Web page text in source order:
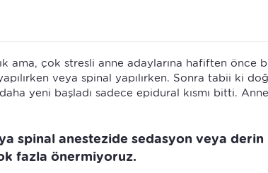
ama, çok stresli anne adaylarına hafiften önce
veya spinal yapılırken. Sonra tabii ki
yeni başladı sadece epidural kısmı bitti.
spinal anestezide sedasyon veya derin
fazla önermiyoruz.